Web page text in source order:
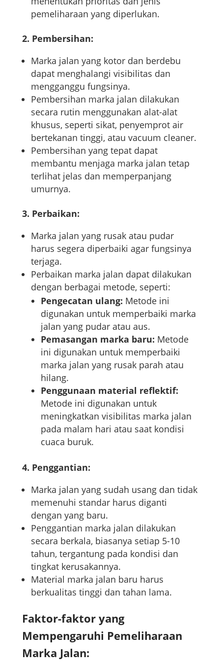
pemeliharaan yang diperlukan.
2. Pembersihan:
Marka jalan yang kotor dan berdebu
dapat menghalangi visibilitas dan
mengganggu fungsinya.
Pembersihan marka jalan dilakukan
secara rutin menggunakan alat-alat
khusus, seperti sikat, penyemprot air
bertekanan tinggi, atau vacuum cleaner.
Pembersihan yang tepat dapat
membantu menjaga marka jalan tetap
terlihat jelas dan memperpanjang
umurnya.
3. Perbaikan:
Marka jalan yang rusak atau pudar
harus segera diperbaiki agar fungsinya
terjaga.
Perbaikan marka jalan dapat dilakukan
dengan berbagai metode, seperti:
Pengecatan ulang: Metode ini
digunakan untuk memperbaiki marka
jalan yang pudar atau aus.
Pemasangan marka baru: Metode
ini digunakan untuk memperbaiki
marka jalan yang rusak parah atau
hilang.
Penggunaan material reflektif:
Metode ini digunakan untuk
meningkatkan visibilitas marka jalan
pada malam hari atau saat kondisi
cuaca buruk.
4. Penggantian:
Marka jalan yang sudah usang dan tidak
memenuhi standar harus diganti
dengan yang baru.
Penggantian marka jalan dilakukan
secara berkala, biasanya setiap 5-10
tahun, tergantung pada kondisi dan
tingkat kerusakannya.
Material marka jalan baru harus
berkualitas tinggi dan tahan lama.
Faktor-faktor yang
Mempengaruhi Pemeliharaan
Marka Jalan: